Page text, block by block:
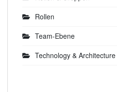
Rollen
Team-Ebene
Technology & Architecture